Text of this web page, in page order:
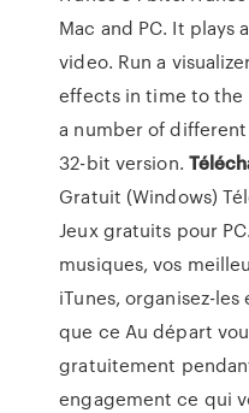
Mac and PC. It plays
video. Run a
effects in time to the
a number of
32-bit version.
Gratuit (Windows)
Jeux gratuits pour
musiques, vos
iTunes, organisez-
que ce Au départ
gratuitement
engagement ce qui